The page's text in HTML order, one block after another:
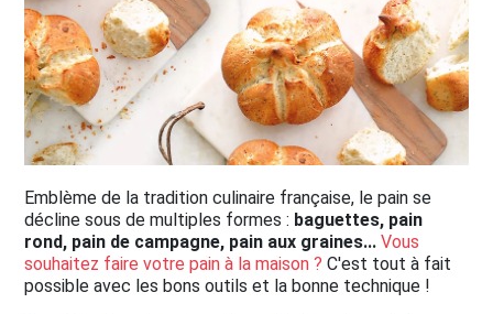
Emblème de la tradition culinaire française, le pain se
décline sous de multiples formes : baguettes, pain
rond, pain de campagne, pain aux graines... Vous
souhaitez faire votre pain à la maison ? C'est tout à fait
possible avec les bons outils et la bonne technique !